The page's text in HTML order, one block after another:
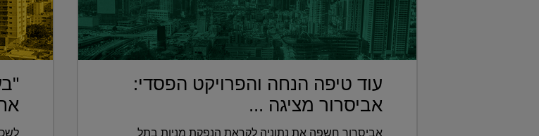
עוד טיפה הנחה והפרויקט הפסדי:
אביסרור מציגה ...
אביסרור חשפה את נתוניה לקראת הנפקת מניות בתל